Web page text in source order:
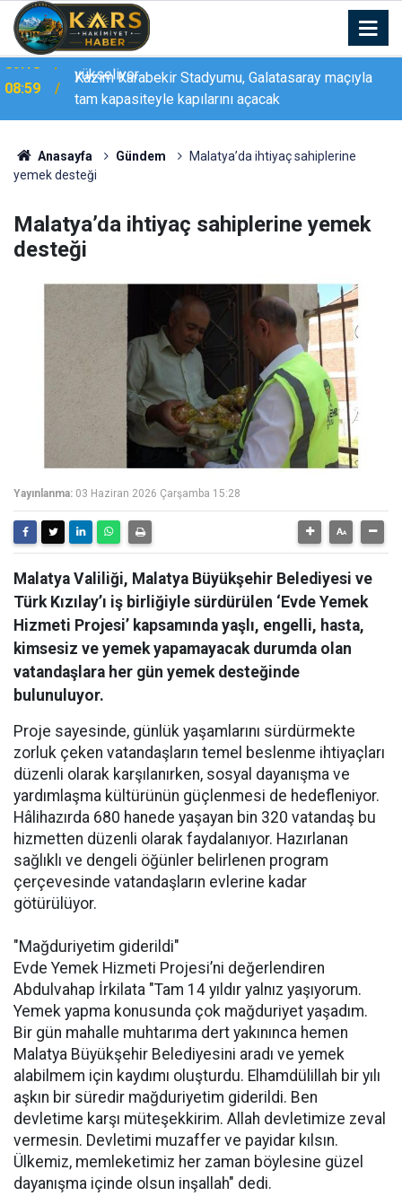
08:59
Kazım Karabekir Stadyumu, Galatasaray maçıyla
tam kapasiteyle kapılarını açacak
Anasayfa Gündem
Malatya’da ihtiyaç sahiplerine
yemek desteği
Malatya’da ihtiyaç sahiplerine yemek
desteği
Yayınlanma: 03 Haziran 2026 Çarşamba 15:28
Malatya Valiliği, Malatya Büyükşehir Belediyesi ve
Türk Kızılay’ı iş birliğiyle sürdürülen ‘Evde Yemek
Hizmeti Projesi’ kapsamında yaşlı, engelli, hasta,
kimsesiz ve yemek yapamayacak durumda olan
vatandaşlara her gün yemek desteğinde
bulunuluyor.
Proje sayesinde, günlük yaşamlarını sürdürmekte
zorluk çeken vatandaşların temel beslenme ihtiyaçları
düzenli olarak karşılanırken, sosyal dayanışma ve
yardımlaşma kültürünün güçlenmesi de hedefleniyor.
Hâlihazırda 680 hanede yaşayan bin 320 vatandaş bu
hizmetten düzenli olarak faydalanıyor. Hazırlanan
sağlıklı ve dengeli öğünler belirlenen program
çerçevesinde vatandaşların evlerine kadar
götürülüyor.
"Mağduriyetim giderildi"
Evde Yemek Hizmeti Projesi’ni değerlendiren
Abdulvahap İrkilata "Tam 14 yıldır yalnız yaşıyorum.
Yemek yapma konusunda çok mağduriyet yaşadım.
Bir gün mahalle muhtarıma dert yakınınca hemen
Malatya Büyükşehir Belediyesini aradı ve yemek
alabilmem için kaydımı oluşturdu. Elhamdülillah bir yılı
aşkın bir süredir mağduriyetim giderildi. Ben
devletime karşı müteşekkirim. Allah devletimize zeval
vermesin. Devletimi muzaffer ve payidar kılsın.
Ülkemiz, memleketimiz her zaman böylesine güzel
dayanışma içinde olsun inşallah" dedi.